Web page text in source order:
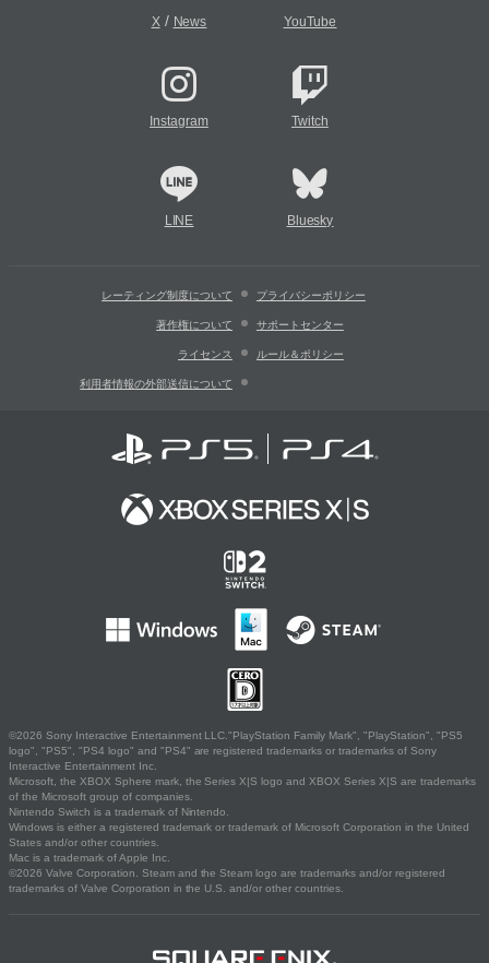
X/ News YouTube
Instagram Twitch
LINE Bluesky
レーティング制度について プライバシーポリシー
著作権について サポートセンター
ライセンス ルール＆ポリシー
利用者情報の外部送信について
©2026 Sony Interactive Entertainment LLC."PlayStation Family Mark", "PlayStation", "PS5
logo", "PS5", "PS4 logo" and "PS4" are registered trademarks or trademarks of Sony
Interactive Entertainment Inc.
Microsoft, the XBOX Sphere mark, the Series X|S logo and XBOX Series X|S are trademarks
of the Microsoft group of companies.
Nintendo Switch is a trademark of Nintendo.
Windows is either a registered trademark or trademark of Microsoft Corporation in the United
States and/or other countries.
Mac is a trademark of Apple Inc.
©2026 Valve Corporation. Steam and the Steam logo are trademarks and/or registered
trademarks of Valve Corporation in the U.S. and/or other countries.